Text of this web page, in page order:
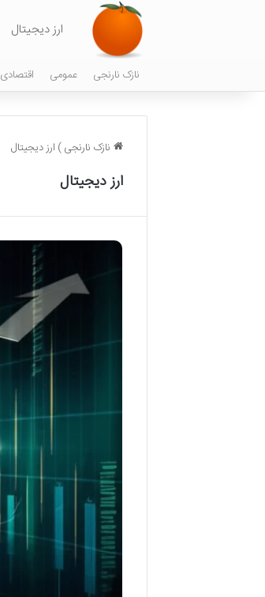
ارز دیجیتال
نازک نارنجی عمومی اقتصادی
نازک نارنجی ) ارز دیجیتال
ارز دیجیتال